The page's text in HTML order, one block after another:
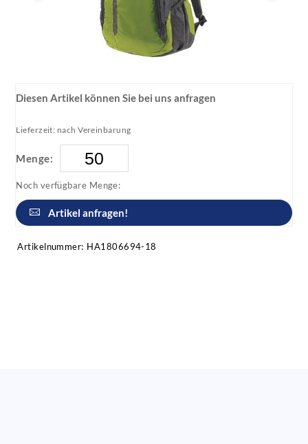
Diesen Artikel können Sie bei uns anfragen
Lieferzeit: nach Vereinbarung
Menge:
Noch verfügbare Menge:
Artikel anfragen!
Artikelnummer: HA1806694-18